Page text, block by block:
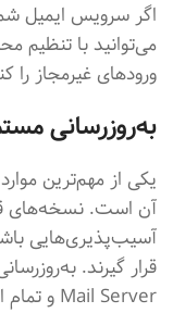
اگر سرویس ایمیل
ورودهای غیرمجاز را
به‌روزرسانی
یکی از مهم‌ترین
آن است. نسخه‌های
آسیب‌پذیری‌هایی
قرار گیرند.
Mail Server و تمام افزونه‌های امنیتی ضروری است.